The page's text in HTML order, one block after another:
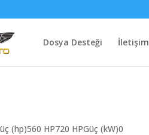
Dosya Desteği İletişim
(hp)560 HP720 HPGüç (kW)0